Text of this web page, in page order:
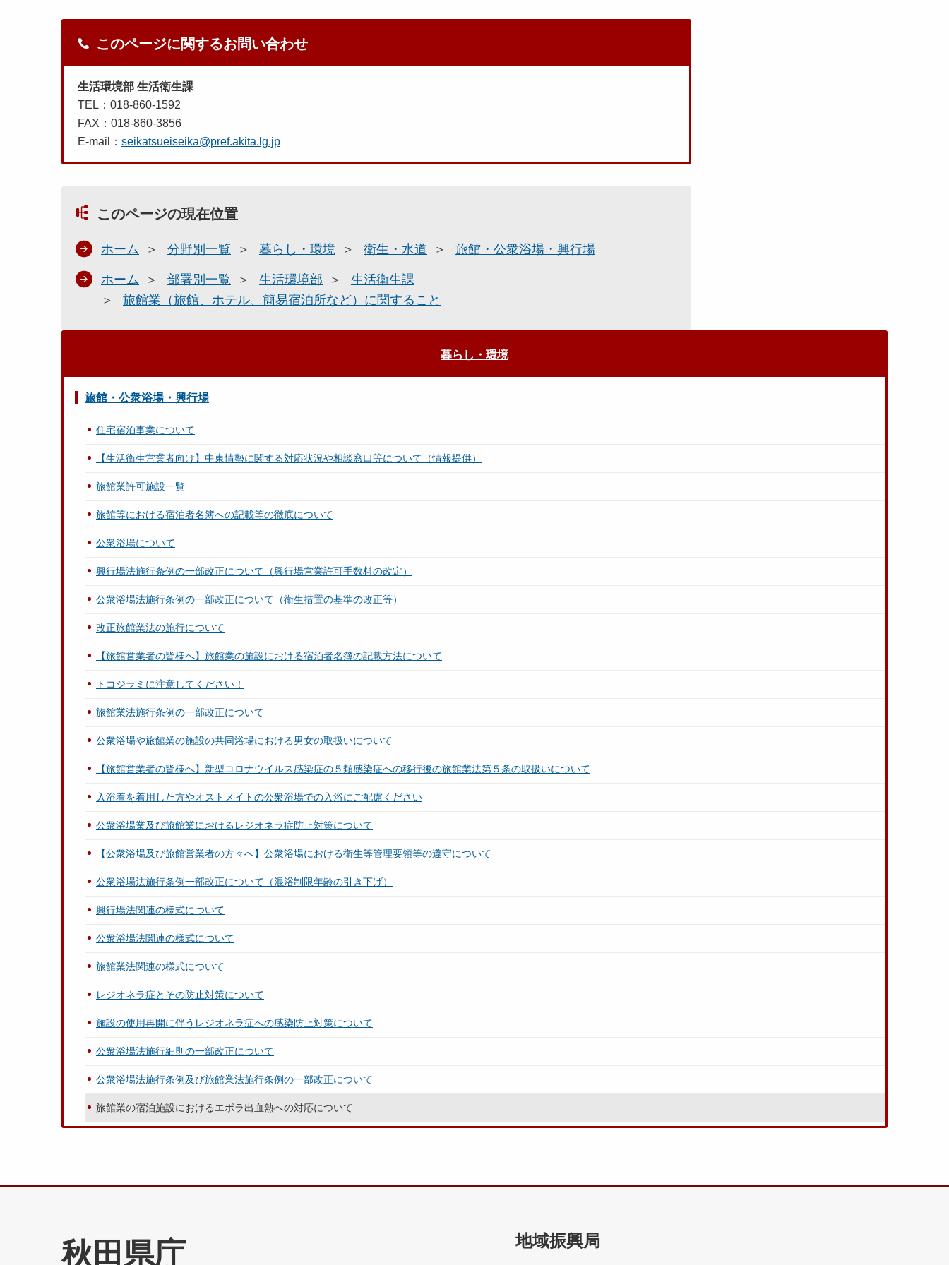
このページに関するお問い合わせ
生活環境部 生活衛生課
TEL：018-860-1592
FAX：018-860-3856
E-mail： seikatsueiseika@pref.akita.lg.jp
このページの現在位置
ホーム 分野別一覧 暮らし・環境 衛生・水道 旅館・公衆浴場・興行場
ホーム 部署別一覧 生活環境部
生活衛生課
旅館業（旅館、ホテル、簡易宿泊所など）に関すること
暮らし・環境
旅館・公衆浴場・興行場
住宅宿泊事業について
【生活衛生営業者向け】中東情勢に関する対応状況や相談窓口等について（情報提供）
旅館業許可施設一覧
旅館等における宿泊者名簿への記載等の徹底について
公衆浴場について
興行場法施行条例の一部改正について（興行場営業許可手数料の改定）
公衆浴場法施行条例の一部改正について（衛生措置の基準の改正等）
改正旅館業法の施行について
【旅館営業者の皆様へ】旅館業の施設における宿泊者名簿の記載方法について
トコジラミに注意してください！
旅館業法施行条例の一部改正について
公衆浴場や旅館業の施設の共同浴場における男女の取扱いについて
【旅館営業者の皆様へ】新型コロナウイルス感染症の５類感染症への移行後の旅館業法第５条の取扱いについて
入浴着を着用した方やオストメイトの公衆浴場での入浴にご配慮ください
公衆浴場業及び旅館業におけるレジオネラ症防止対策について
【公衆浴場及び旅館営業者の方々へ】公衆浴場における衛生等管理要領等の遵守について
公衆浴場法施行条例一部改正について（混浴制限年齢の引き下げ）
興行場法関連の様式について
公衆浴場法関連の様式について
旅館業法関連の様式について
レジオネラ症とその防止対策について
施設の使用再開に伴うレジオネラ症への感染防止対策について
公衆浴場法施行細則の一部改正について
公衆浴場法施行条例及び旅館業法施行条例の一部改正について
旅館業の宿泊施設におけるエボラ出血熱への対応について
秋田県庁 地域振興局